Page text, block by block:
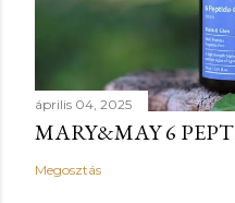
április 04, 2025
MARY&MAY 6
Megosztás